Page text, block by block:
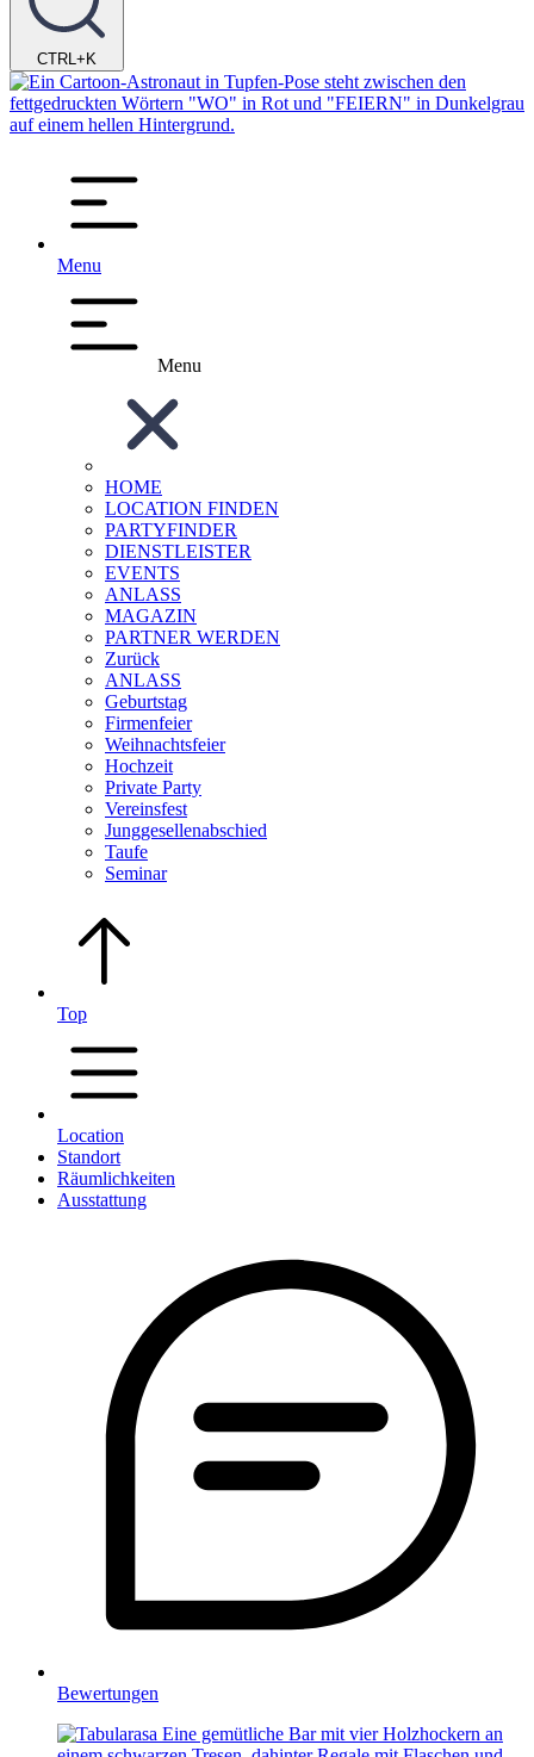
CTRL+K
Menu
Menu
HOME
LOCATION FINDEN
PARTYFINDER
DIENSTLEISTER
EVENTS
ANLASS
MAGAZIN
PARTNER WERDEN
Zurück
ANLASS
Geburtstag
Firmenfeier
Weihnachtsfeier
Hochzeit
Private Party
Vereinsfest
Junggesellenabschied
Taufe
Seminar
Top
Location
Standort
Räumlichkeiten
Ausstattung
Bewertungen